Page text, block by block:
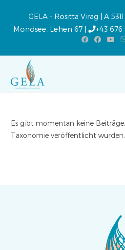
GELA - Rositta Virag | A
Mondsee, Lehen 67 |
+43
Es gibt momentan keine
Taxonomie veröffentlicht wurden.